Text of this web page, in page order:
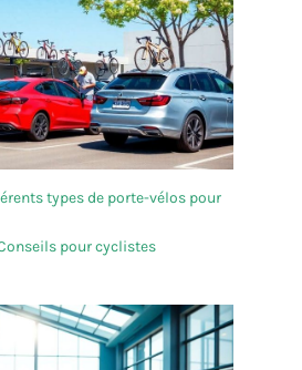
microSD et piles AA
types de porte-vélos pour
pour cyclistes